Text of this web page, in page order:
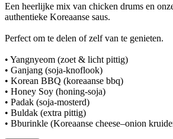
Een heerlijke mix van chicken drums en
authentieke Koreaanse saus.
Perfect om te delen of zelf van te genieten.
• Yangnyeom (zoet & licht pittig)
• Ganjang (soja-knoflook)
• Korean BBQ (koreaanse bbq)
• Honey Soy (honing-soja)
• Padak (soja-mosterd)
• Buldak (extra pittig)
• Bburinkle (Koreaanse cheese–onion